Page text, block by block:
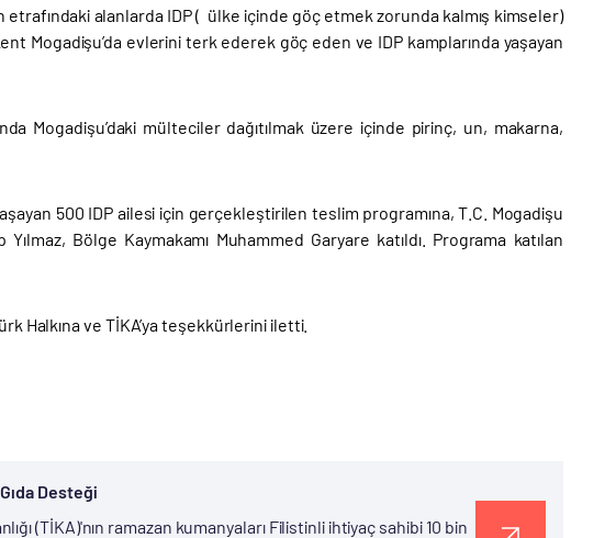
alanlarda IDP ( ülke içinde göç etmek zorunda kalmış kimseler)
Mogadişu’da evlerini terk ederek göç eden ve IDP kamplarında yaşayan
Mogadişu’daki mülteciler dağıtılmak üzere içinde pirinç, un, makarna,
500 IDP ailesi için gerçekleştirilen teslim programına, T.C. Mogadişu
Bölge Kaymakamı Muhammed Garyare katıldı. Programa katılan
Halkına ve TİKA’ya teşekkürlerini iletti.
Desteği
(TİKA)'nın ramazan kumanyaları Filistinli ihtiyaç sahibi 10 bin